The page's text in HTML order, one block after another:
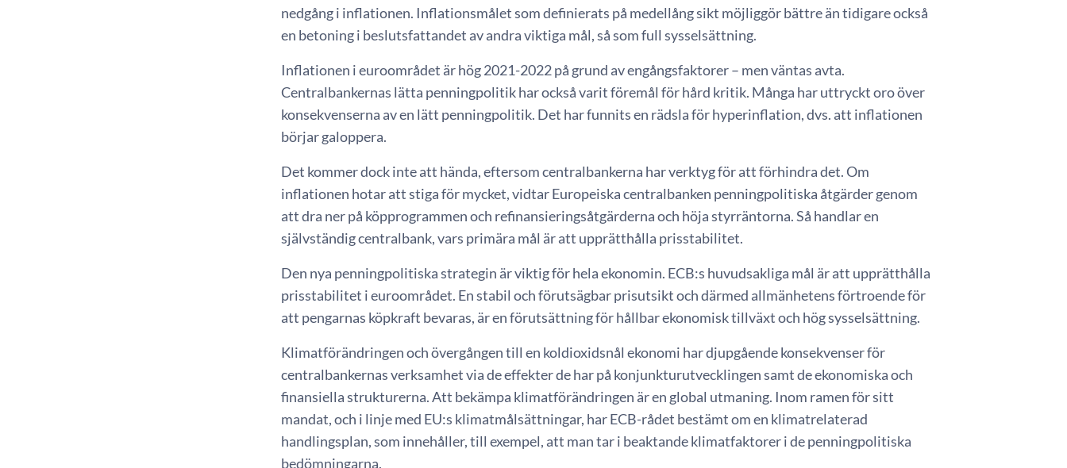
nedgång i inflationen. Inflationsmålet som definierats på medellång sikt möjliggör bättre än tidigare också
en betoning i beslutsfattandet av andra viktiga mål, så som full sysselsättning.
Inflationen i euroområdet är hög 2021-2022 på grund av engångsfaktorer – men väntas avta.
Centralbankernas lätta penningpolitik har också varit föremål för hård kritik. Många har uttryckt oro över
konsekvenserna av en lätt penningpolitik. Det har funnits en rädsla för hyperinflation, dvs. att inflationen
börjar galoppera.
Det kommer dock inte att hända, eftersom centralbankerna har verktyg för att förhindra det. Om
inflationen hotar att stiga för mycket, vidtar Europeiska centralbanken penningpolitiska åtgärder genom
att dra ner på köpprogrammen och refinansieringsåtgärderna och höja styrräntorna. Så handlar en
självständig centralbank, vars primära mål är att upprätthålla prisstabilitet.
Den nya penningpolitiska strategin är viktig för hela ekonomin. ECB:s huvudsakliga mål är att upprätthålla
prisstabilitet i euroområdet. En stabil och förutsägbar prisutsikt och därmed allmänhetens förtroende för
att pengarnas köpkraft bevaras, är en förutsättning för hållbar ekonomisk tillväxt och hög sysselsättning.
Klimatförändringen och övergången till en koldioxidsnål ekonomi har djupgående konsekvenser för
centralbankernas verksamhet via de effekter de har på konjunkturutvecklingen samt de ekonomiska och
finansiella strukturerna. Att bekämpa klimatförändringen är en global utmaning. Inom ramen för sitt
mandat, och i linje med EU:s klimatmålsättningar, har ECB-rådet bestämt om en klimatrelaterad
handlingsplan, som innehåller, till exempel, att man tar i beaktande klimatfaktorer i de penningpolitiska
bedömningarna.